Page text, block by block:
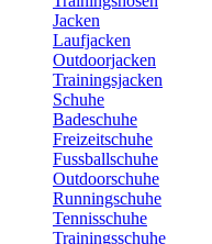
Jacken
Laufjacken
Outdoorjacken
Trainingsjacken
Schuhe
Badeschuhe
Freizeitschuhe
Fussballschuhe
Outdoorschuhe
Runningschuhe
Tennisschuhe
Trainingsschuhe